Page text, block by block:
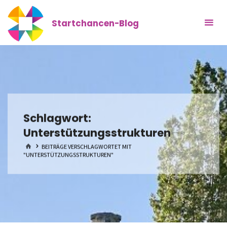
Zum
Inhalt
springen
Startchancen-Blog
Schlagwort:
Unterstützungsstrukturen
STARTBEITRÄGE VERSCHLAGWORTET MIT
"UNTERSTÜTZUNGSSTRUKTUREN"